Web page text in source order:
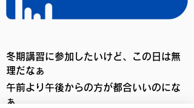
冬期講習に参加したいけど、この日は無
理だなぁ
午前より午後からの方が都合いいのにな
ぁ